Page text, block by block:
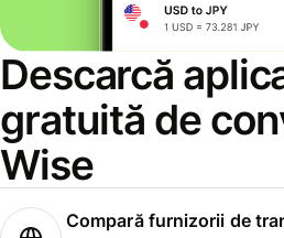
Descarcă
gratuită de
Wise
Compară furnizorii de